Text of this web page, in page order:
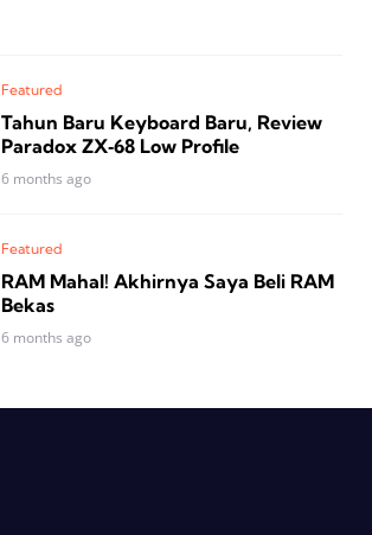
Featured
Tahun Baru Keyboard Baru, Review
Paradox ZX‑68 Low Profile
6 months ago
Featured
RAM Mahal! Akhirnya Saya Beli RAM
Bekas
6 months ago